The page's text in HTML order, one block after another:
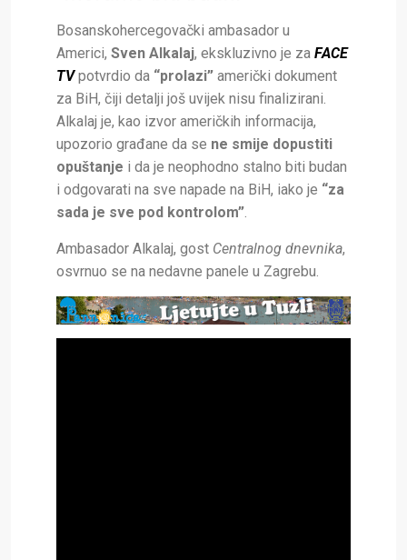
Bosanskohercegovački ambasador u
Americi, Sven Alkalaj, ekskluzivno je za FACE
TVpotvrdio da “prolazi” američki dokument
za BiH, čiji detalji još uvijek nisu finalizirani.
Alkalaj je, kao izvor američkih informacija,
upozorio građane da se ne smije dopustiti
opuštanje i da je neophodno stalno biti budan
i odgovarati na sve napade na BiH, iako je “za
sada je sve pod kontrolom”.
Ambasador Alkalaj, gost Centralnog dnevnika,
osvrnuo se na nedavne panele u Zagrebu.